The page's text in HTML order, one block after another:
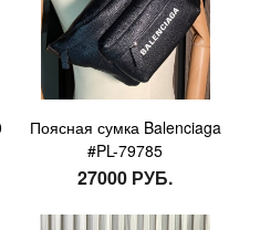
Поясная сумка Balenciaga
#PL-79785
27000 РУБ.